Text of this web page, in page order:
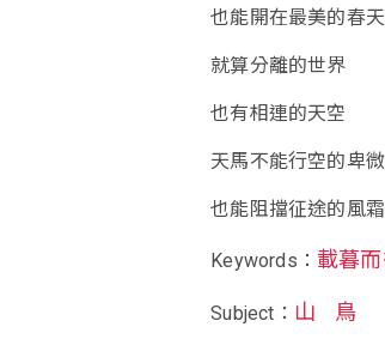
也能開在最美的春天
就算分離的世界
也有相連的天空
天馬不能行空的卑微
也能阻擋征途的風霜
Keywords： 載暮
Subject： 山 鳥